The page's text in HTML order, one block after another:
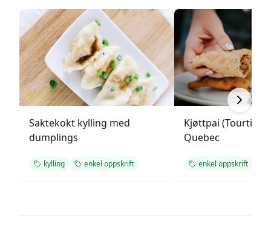
Saktekokt kylling med
dumplings
kylling enkel oppskrift
Kjøttpai
Quebec
enkel oppskrift